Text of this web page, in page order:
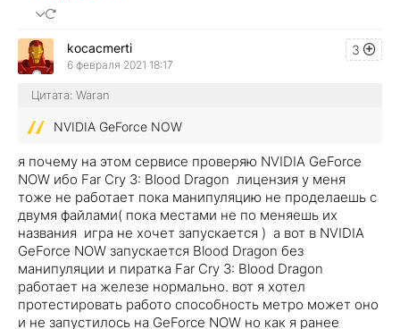
3
kocacmerti
6 февраля 2021 18:17
Цитата: Waran
NVIDIA GeForce NOW
я почему на этом сервисе проверяю NVIDIA GeForce
NOW ибо Far Cry 3: Blood Dragon лицензия у меня
тоже не работает пока манипуляцию не проделаешь с
двумя файлами( пока местами не по меняешь их
названия игра не хочет запускается ) а вот в NVIDIA
GeForce NOW запускается Blood Dragon без
манипуляции и пиратка Far Cry 3: Blood Dragon
работает на железе нормально. вот я хотел
протестировать работо способность метро может оно
и не запустилось на GeForce NOW но как я ранее